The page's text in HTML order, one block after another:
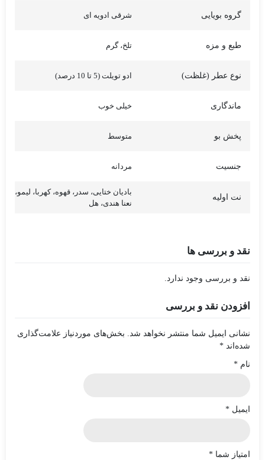
گروه بویایی شرقی ادویه ای
طبع و مزه تلخ، گرم
نوع عطر (غلظت) ادو تویلت (5 تا 10 درصد)
ماندگاری خیلی خوب
پخش بو متوسط
جنسیت مردانه
نت اولیه
بادیان ختایی، سدر، قهوه، کهربا، لیمو،
نعنا هندی، هل
نقد و بررسی ها
نقد و بررسی وجود ندارد.
افزودن نقد و بررسی
نشانی ایمیل شما منتشر نخواهد شد. بخش‌های موردنیاز علامت‌گذاری
شده‌اند *
نام *
ایمیل *
امتیاز شما *